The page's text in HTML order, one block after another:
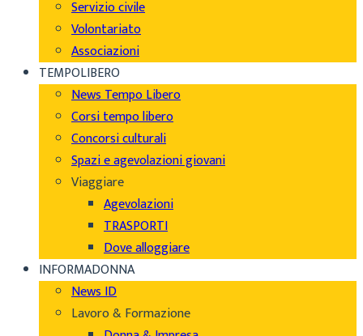
Servizio civile
Volontariato
Associazioni
TEMPOLIBERO
News Tempo Libero
Corsi tempo libero
Concorsi culturali
Spazi e agevolazioni giovani
Viaggiare
Agevolazioni
TRASPORTI
Dove alloggiare
INFORMADONNA
News ID
Lavoro & Formazione